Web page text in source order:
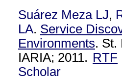
Suárez Meza LJ,
LA. Service
Environments. St.
IARIA; 2011. RTF
Scholar